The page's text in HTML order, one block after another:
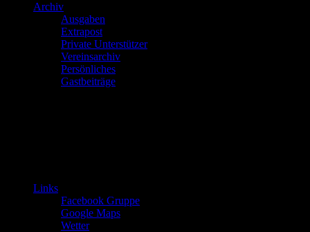
Archiv
Ausgaben
Extrapost
Private Unterstützer
Vereinsarchiv
Persönliches
Gastbeiträge
Links
Facebook Gruppe
Google Maps
Wetter